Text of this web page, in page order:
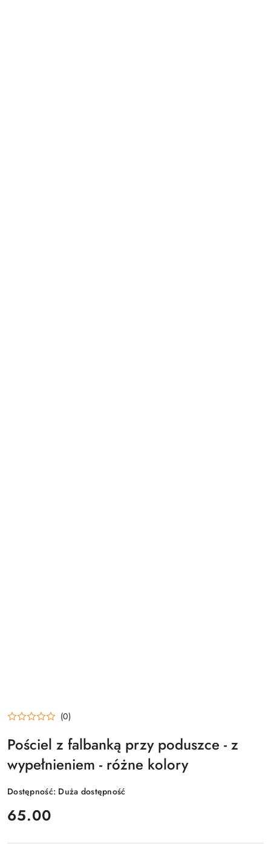
(0)
Pościel z falbanką przy poduszce - z
wypełnieniem - różne kolory
Dostępność: Duża dostępność
cena:
65.00